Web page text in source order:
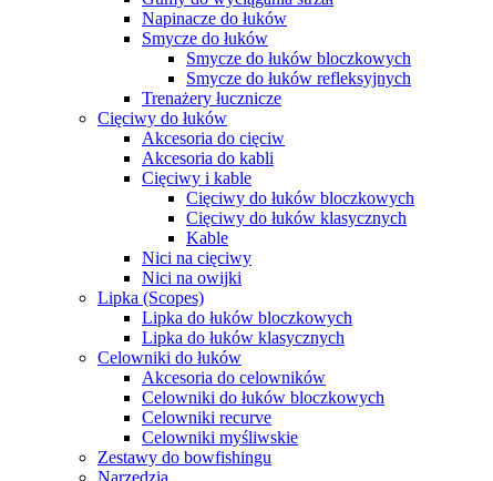
Napinacze do łuków
Smycze do łuków
Smycze do łuków bloczkowych
Smycze do łuków refleksyjnych
Trenażery łucznicze
Cięciwy do łuków
Akcesoria do cięciw
Akcesoria do kabli
Cięciwy i kable
Cięciwy do łuków bloczkowych
Cięciwy do łuków klasycznych
Kable
Nici na cięciwy
Nici na owijki
Lipka (Scopes)
Lipka do łuków bloczkowych
Lipka do łuków klasycznych
Celowniki do łuków
Akcesoria do celowników
Celowniki do łuków bloczkowych
Celowniki recurve
Celowniki myśliwskie
Zestawy do bowfishingu
Narzędzia